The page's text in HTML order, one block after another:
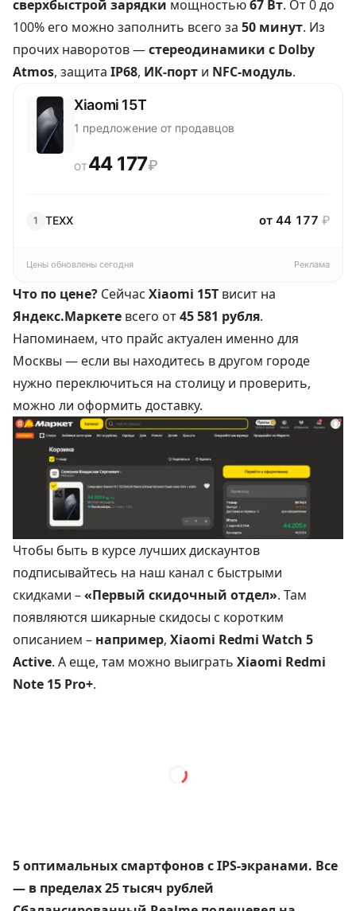
сверхбыстрой зарядки мощностью67 Вт. От 0 до
100% его можно заполнить всего за 50 минут. Из
прочих наворотов —стереодинамики с Dolby
Atmos, защита IP68, ИК-порт и NFC-модуль.
Xiaomi 15T
1 предложение от продавцов
ОТ 44 177₽
1 TEХX от 44 177 ₽
Цены обновлены сегодня Реклама
Что по цене? Сейчас Xiaomi 15T висит на
Яндекс.Маркете всего от45 581 рубля.
Напоминаем, что прайс актуален именно для
Москвы — если вы находитесь в другом городе
нужно переключиться на столицу и проверить,
можно ли оформить доставку.
Чтобы быть в курсе лучших дискаунтов
подписывайтесь на наш канал с быстрыми
скидками –«Первый скидочный отдел». Там
появляются шикарные скидосы с коротким
описанием – например, Xiaomi Redmi Watch 5
Active. А еще, там можно выиграть Xiaomi Redmi
Note 15 Pro+.
5 оптимальных смартфонов с IPS-экранами. Все
— в пределах 25 тысяч рублей